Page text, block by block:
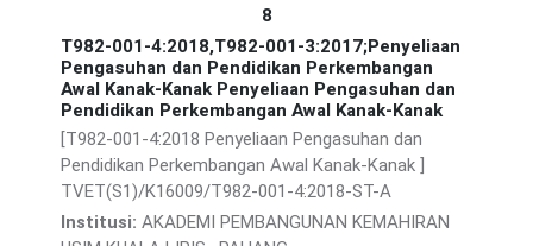
8
T982-001-4:2018,T982-001-3:2017;Penyeliaan
Pengasuhan dan Pendidikan Perkembangan
Awal Kanak-Kanak Penyeliaan Pengasuhan dan
Pendidikan Perkembangan Awal Kanak-Kanak
[T982-001-4:2018 Penyeliaan Pengasuhan dan
Pendidikan Perkembangan Awal Kanak-Kanak ]
TVET(S1)/K16009/T982-001-4:2018-ST-A
Institusi: AKADEMI PEMBANGUNAN KEMAHIRAN